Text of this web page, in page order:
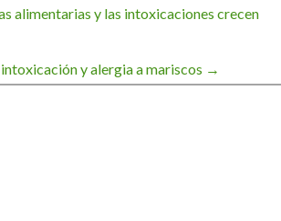
alimentarias y las intoxicaciones crecen
y alergia a mariscos →